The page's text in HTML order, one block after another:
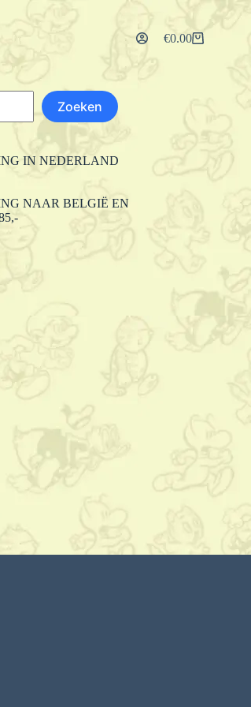
Winkelwagen
€0.00
Zoeken
IN NEDERLAND
NAAR BELGIË EN